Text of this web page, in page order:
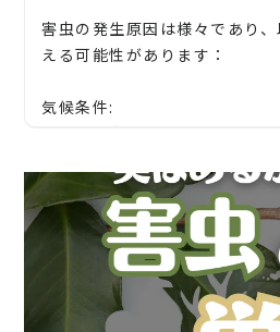
ムカデ:
地中に潜み、庭の植物や小動物
す。
これらの害虫に対処するため
駆除方法を選択することが重
導入や生態系のバランスを整
などが有効です。また、必要
を使用することも考えられま
影響に配慮する必要があります
企業様や、施設様、マンション
ので、
松、スギ、クスノキ、くろが
ぐりの木、竹、柿の木、オリー
金木犀、アカシア、シダレエ
梅、かしの木、ブルーアイス
クスノキ、 薪の木、ケヤキ、
木、桜、ゴールドクレスト、
害虫の発生原因は様々であり
える可能性があります：
気候条件:
気温、湿度、降水量などの気
気候は、害虫が繁殖しやすくな
植物の健康状態:
植物が健康であるかどうかは
いかどうかに影響を与えます
って容易な標的となります。
【静岡県】富士宮市、富士市
長泉町、清水町、函南町、熱
市、伊豆の国市、伊豆市、伊